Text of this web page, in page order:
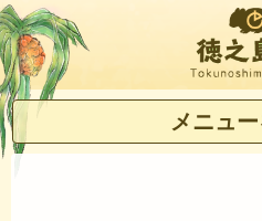
徳之
メニュー